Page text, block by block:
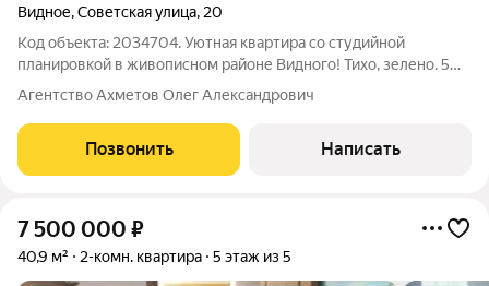
Видное,Советская улица, 20
Код объекта: 2034704. Уютная квартира со студийной
планировкой в живописном районе Видного! Тихо, зелено. 5
минут до остановки общественного транспорта. До ж/д
станции 7 минут. До Москвы 20 минут. Мы гарантируем
безопасную сделку и юридическую
Агентство Ахметов Олег Александрович
Позвонить Написать
7 500 000 ₽
40,9 м² 2-комн. квартира 5 этаж из 5